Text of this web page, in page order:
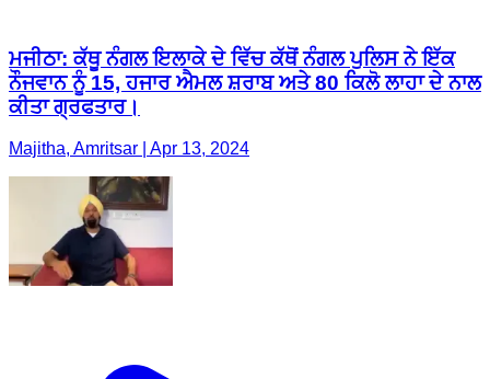
ਮਜੀਠਾ: ਕੱਥੂ ਨੰਗਲ ਇਲਾਕੇ ਦੇ ਵਿੱਚ ਕੱਥੋਂ ਨੰਗਲ ਪੁਲਿਸ ਨੇ ਇੱਕ
ਨੌਜਵਾਨ ਨੂੰ 15, ਹਜਾਰ ਐਮਲ ਸ਼ਰਾਬ ਅਤੇ 80 ਕਿਲੋ ਲਾਹਾ ਦੇ ਨਾਲ
ਕੀਤਾ ਗ੍ਰਫਤਾਰ।
Majitha, Amritsar | Apr 13, 2024